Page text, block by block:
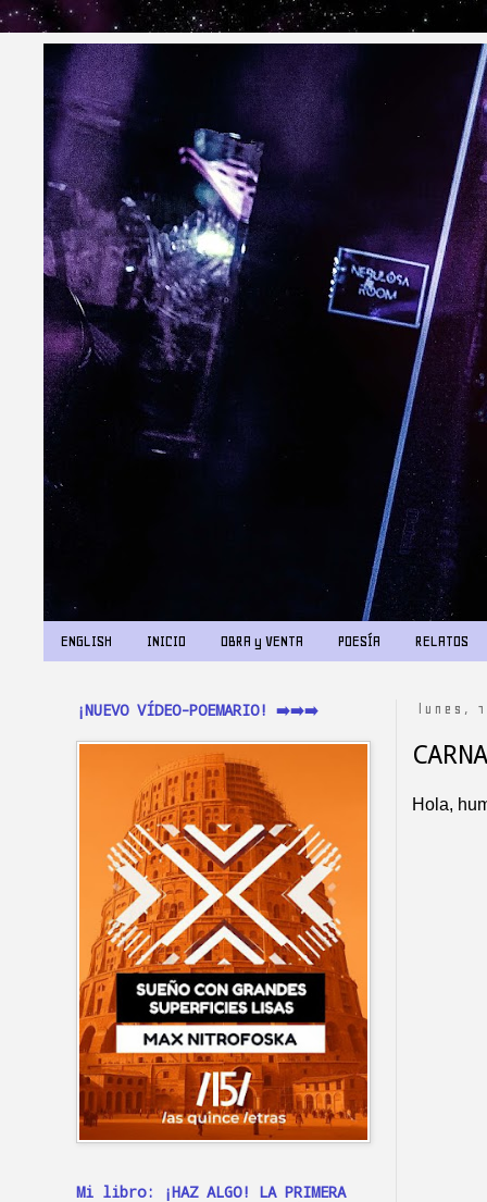
ENGLISH INICIO OBRA y VENTA POESÍA RELATOS
lunes,
Hola,
¡NUEVO VÍDEO-POEMARIO! ➡️➡️➡️
Mi libro: ¡HAZ ALGO! LA PRIMERA